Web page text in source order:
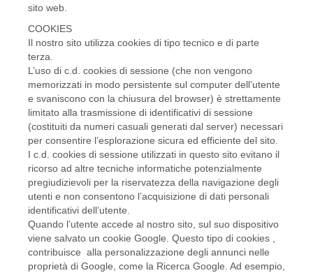
sito web.
COOKIES
Il nostro sito utilizza cookies di tipo tecnico e di parte
terza.
L’uso di c.d. cookies di sessione (che non vengono
memorizzati in modo persistente sul computer dell’utente
e svaniscono con la chiusura del browser) è strettamente
limitato alla trasmissione di identificativi di sessione
(costituiti da numeri casuali generati dal server) necessari
per consentire l’esplorazione sicura ed efficiente del sito.
I c.d. cookies di sessione utilizzati in questo sito evitano il
ricorso ad altre tecniche informatiche potenzialmente
pregiudizievoli per la riservatezza della navigazione degli
utenti e non consentono l’acquisizione di dati personali
identificativi dell’utente.
Quando l’utente accede al nostro sito, sul suo dispositivo
viene salvato un cookie Google. Questo tipo di cookies ,
contribuisce alla personalizzazione degli annunci nelle
proprietà di Google, come la Ricerca Google. Ad esempio,